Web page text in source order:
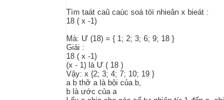
Tìm taát caû caùc soá töï nhieân x bieát :
18 ( x -1)
Mà: Ư (18) = { 1; 2; 3; 6; 9; 18 }
Giải :
18 ( x -1)
(x - 1) là Ư ( 18 )
Vậy: x {2; 3; 4; 7; 10; 19 }
a b thỡ a là bội của b,
b là ước của a